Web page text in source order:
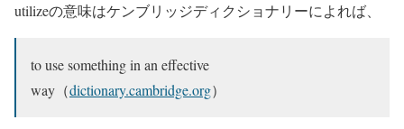
utilizeの意味はケンブリッジディクショナリーによれば、
to use something in an effective
way（dictionary.cambridge.org）